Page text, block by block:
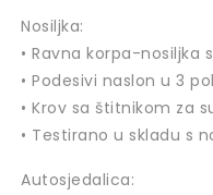
Nosiljka:
• Ravna korpa-
• Podesivi naslon u 3
• Krov sa štitnikom za
• Testirano u skladu s
Autosjedalica: